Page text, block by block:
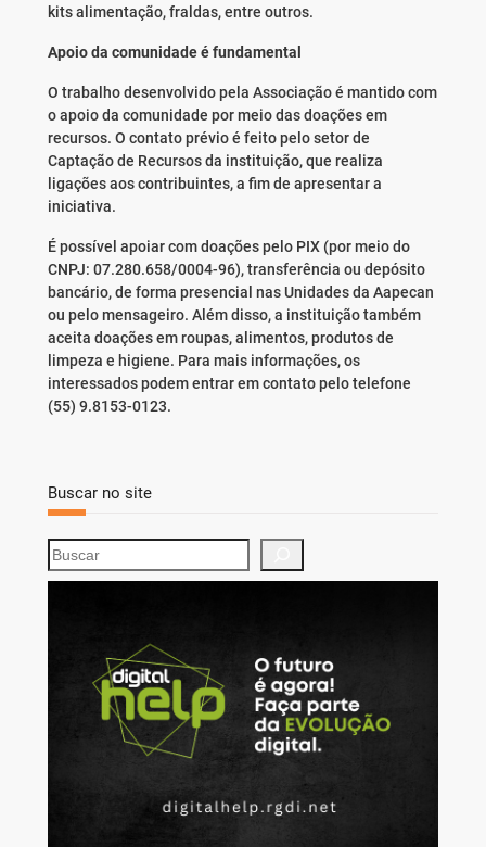
kits alimentação, fraldas, entre outros.
Apoio da comunidade é fundamental
O trabalho desenvolvido pela Associação é mantido com
o apoio da comunidade por meio das doações em
recursos. O contato prévio é feito pelo setor de
Captação de Recursos da instituição, que realiza
ligações aos contribuintes, a fim de apresentar a
iniciativa.
É possível apoiar com doações pelo PIX (por meio do
CNPJ: 07.280.658/0004-96), transferência ou depósito
bancário, de forma presencial nas Unidades da Aapecan
ou pelo mensageiro. Além disso, a instituição também
aceita doações em roupas, alimentos, produtos de
limpeza e higiene. Para mais informações, os
interessados podem entrar em contato pelo telefone
(55) 9.8153-0123.
Buscar no site
S
e